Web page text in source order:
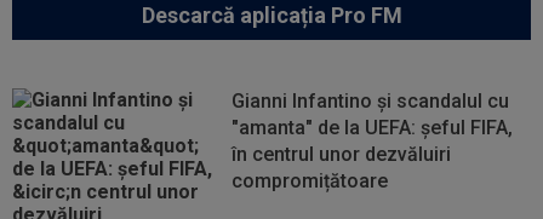
Descarcă aplicația Pro FM
Gianni Infantino și scandalul cu
"amanta" de la UEFA: șeful FIFA,
în centrul unor dezvăluiri
compromițătoare